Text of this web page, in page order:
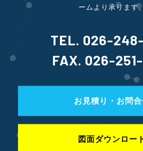
ームより承ります。
TEL. 026-
FAX. 026-
お見積り・お問
図面ダウンロー